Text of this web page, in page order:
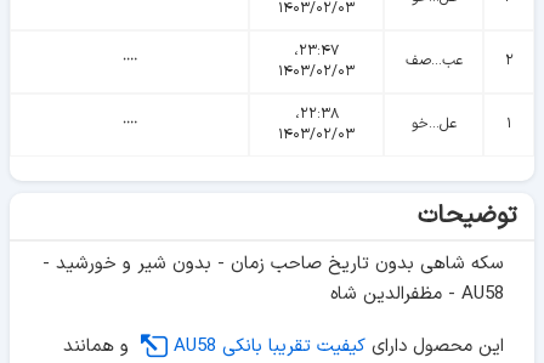
۱۴۰۳/۰۲/۰۳
۲ عب...صف
۲۳:۴۷،
۱۴۰۳/۰۲/۰۳
᠁
۱ عل...خو
۲۲:۳۸،
۱۴۰۳/۰۲/۰۳
᠁
توضیحات
سکه شاهی بدون تاریخ صاحب زمان - بدون شیر و خورشید -
AU58 - مظفرالدین شاه
این محصول دارای کیفیت تقریبا بانکی AU58
و همانند